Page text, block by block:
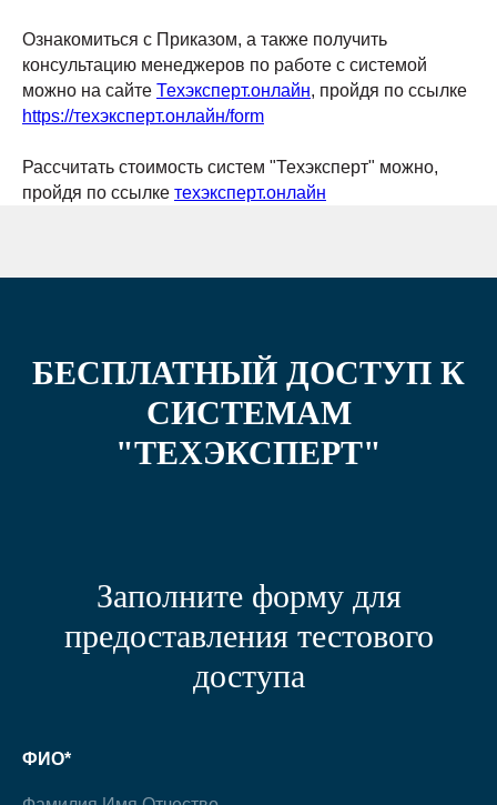
Ознакомиться с Приказом, а также получить
консультацию менеджеров по работе с системой
можно на сайте Техэксперт.онлайн, пройдя по ссылке
https://техэксперт.онлайн/form
Рассчитать стоимость систем "Техэксперт" можно,
пройдя по ссылке техэксперт.онлайн
БЕСПЛАТНЫЙ ДОСТУП К
СИСТЕМАМ
"ТЕХЭКСПЕРТ"
Заполните форму для
предоставления тестового
доступа
ФИО*